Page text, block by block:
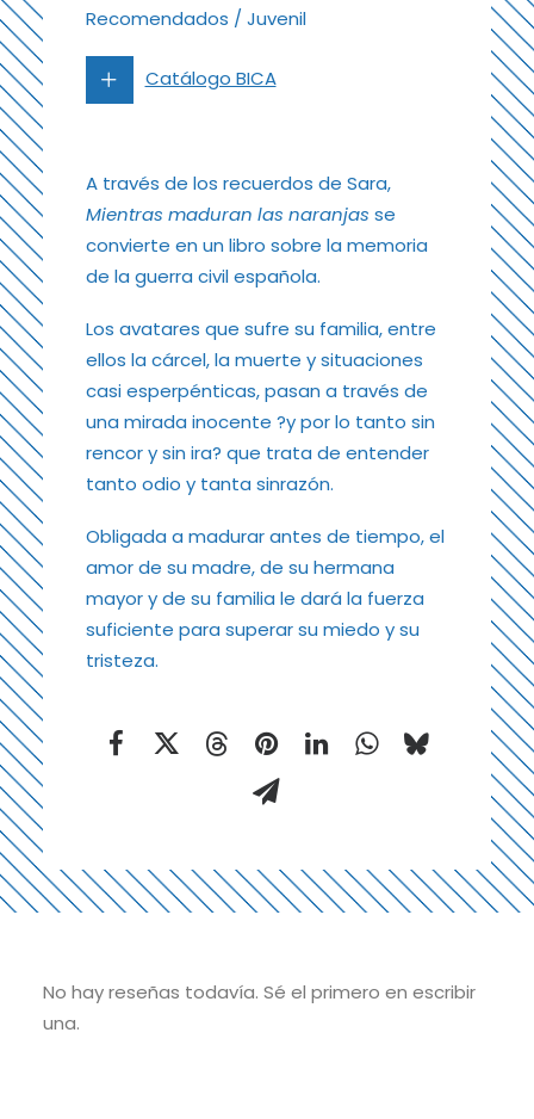
Recomendados / Juvenil
Catálogo BICA
A través de los recuerdos de Sara,
Mientras maduran las naranjas se
convierte en un libro sobre la memoria
de la guerra civil española.
Los avatares que sufre su familia, entre
ellos la cárcel, la muerte y situaciones
casi esperpénticas, pasan a través de
una mirada inocente ?y por lo tanto sin
rencor y sin ira? que trata de entender
tanto odio y tanta sinrazón.
Obligada a madurar antes de tiempo, el
amor de su madre, de su hermana
mayor y de su familia le dará la fuerza
suficiente para superar su miedo y su
tristeza.
No hay reseñas todavía. Sé el primero en escribir
una.